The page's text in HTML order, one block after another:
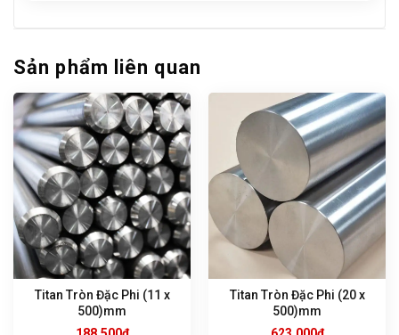
Sản phẩm liên quan
Titan Tròn Đặc Phi (11 x
500)mm
Titan Tròn Đặc Phi (20 x
500)mm